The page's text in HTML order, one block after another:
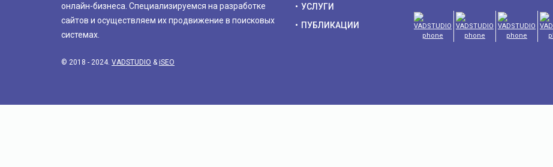
онлайн-бизнеса. Специализируемся на разработке
сайтов и осуществляем их продвижение в поисковых
системах.
© 2018 - 2024. VADSTUDIO & iSEO
УСЛУГИ
ПУБЛИКАЦИИ